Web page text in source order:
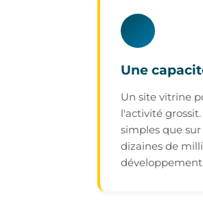
Une
Un site vitrine
l'activité
simples que
dizaines de